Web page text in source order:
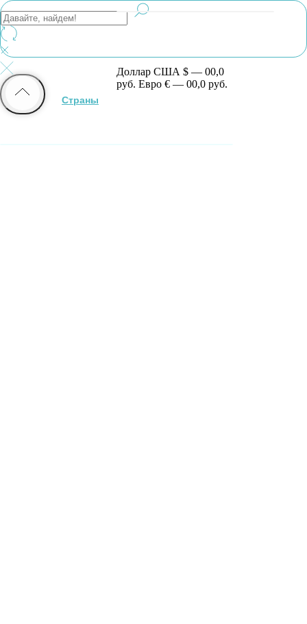
Доллар США $ — 00,0
руб. Евро € — 00,0 руб.
Страны